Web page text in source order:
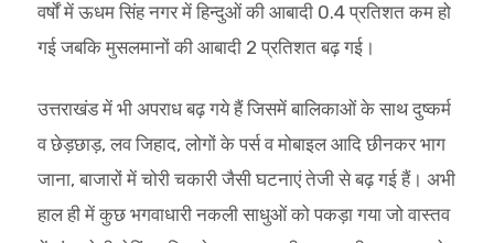
वर्षों में ऊधम सिंह नगर में हिन्दुओं की आबादी 0.4 प्रतिशत कम हो
गई जबकि मुसलमानों की आबादी 2 प्रतिशत बढ़ गई।
उत्तराखंड में भी अपराध बढ़ गये हैं जिसमें बालिकाओं के साथ दुष्कर्म
व छेड़छाड़, लव जिहाद, लोगों के पर्स व मोबाइल आदि छीनकर भाग
जाना, बाजारों में चोरी चकारी जैसी घटनाएं तेजी से बढ़ गई हैं। अभी
हाल ही में कुछ भगवाधारी नकली साधुओं को पकड़ा गया जो वास्तव